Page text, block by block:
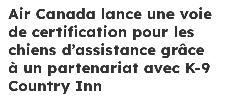
Air Canada lance une voie
de certification pour les
chiens d’assistance grâce
à un partenariat avec K-9
Country Inn